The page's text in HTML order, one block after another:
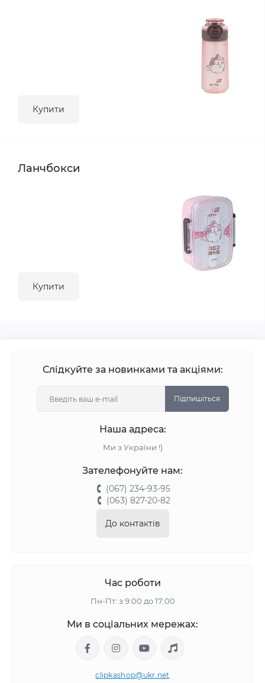
Купити
Ланчбокси
Купити
Слідкуйте за новинками та акціями:
Підпишіться
Наша адреса:
Ми з України !)
Зателефонуйте нам:
(067) 234-93-95
(063) 827-20-82
До контактів
Час роботи
Пн-Пт: з 9:00 до 17:00
Ми в соціальних мережах:
clipkashop@ukr.net